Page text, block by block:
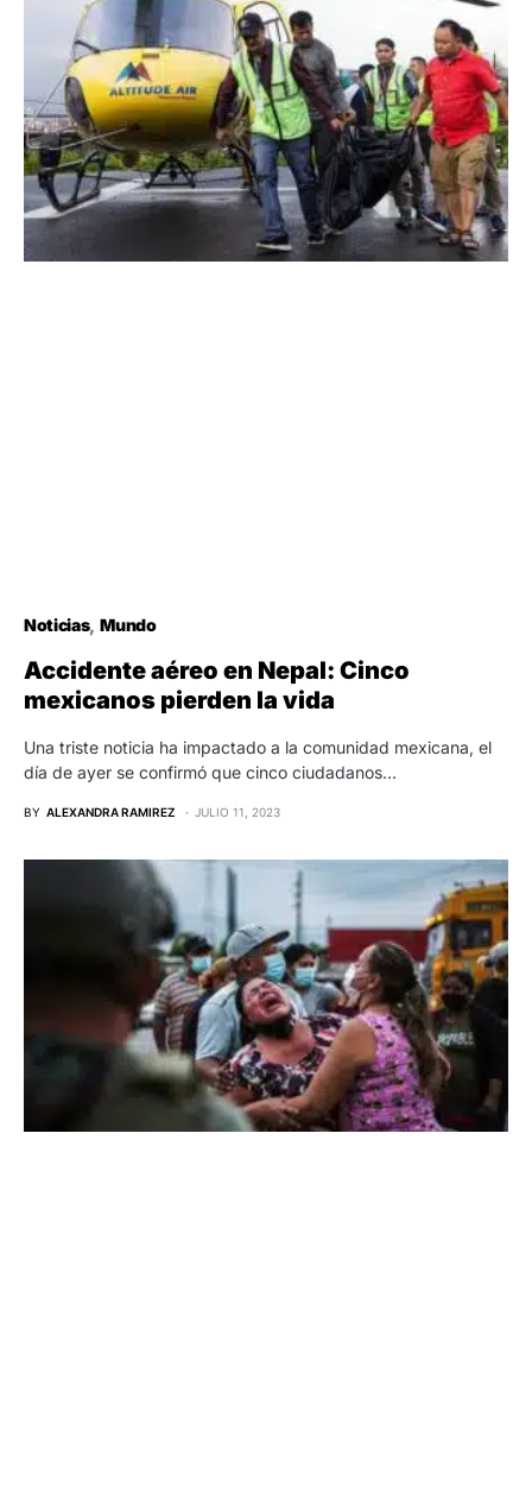
Noticias Mundo
Accidente aéreo en Nepal: Cinco
mexicanos pierden la vida
Una triste noticia ha impactado a la comunidad mexicana, el
día de ayer se confirmó que cinco ciudadanos…
BY ALEXANDRA RAMIREZ JULIO 11, 2023